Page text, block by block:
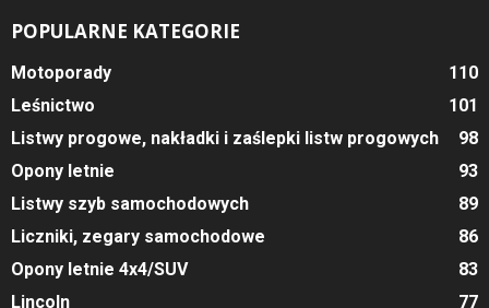
POPULARNE KATEGORIE
Motoporady
110
Leśnictwo
101
Listwy progowe, nakładki i zaślepki listw progowych
98
Opony letnie
93
Listwy szyb samochodowych
89
Liczniki, zegary samochodowe
86
Opony letnie 4x4/SUV
83
Lincoln
77